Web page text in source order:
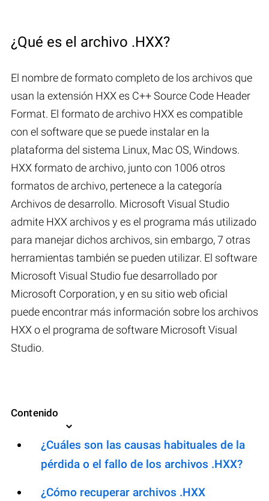
¿Qué es el archivo .HXX?
El nombre de formato completo de los archivos que
usan la extensión HXX es C++ Source Code Header
Format. El formato de archivo HXX es compatible
con el software que se puede instalar en la
plataforma del sistema Linux, Mac OS, Windows.
HXX formato de archivo, junto con 1006 otros
formatos de archivo, pertenece a la categoría
Archivos de desarrollo. Microsoft Visual Studio
admite HXX archivos y es el programa más utilizado
para manejar dichos archivos, sin embargo, 7 otras
herramientas también se pueden utilizar. El software
Microsoft Visual Studio fue desarrollado por
Microsoft Corporation, y en su sitio web oficial
puede encontrar más información sobre los archivos
HXX o el programa de software Microsoft Visual
Studio.
Contenido
¿Cuáles son las causas habituales de la
pérdida o el fallo de los archivos .HXX?
¿Cómo recuperar archivos .HXX